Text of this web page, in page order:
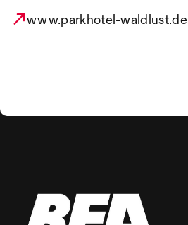
www.parkhotel-waldlust.de